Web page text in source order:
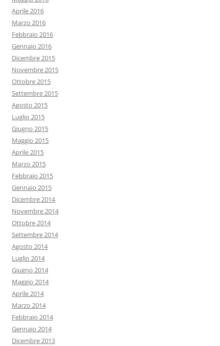
Aprile 2016
Marzo 2016
Febbraio 2016
Gennaio 2016
Dicembre 2015
Novembre 2015
Ottobre 2015
Settembre 2015
Agosto 2015
Luglio 2015
Giugno 2015
Maggio 2015
Aprile 2015
Marzo 2015
Febbraio 2015
Gennaio 2015
Dicembre 2014
Novembre 2014
Ottobre 2014
Settembre 2014
Agosto 2014
Luglio 2014
Giugno 2014
Maggio 2014
Aprile 2014
Marzo 2014
Febbraio 2014
Gennaio 2014
Dicembre 2013